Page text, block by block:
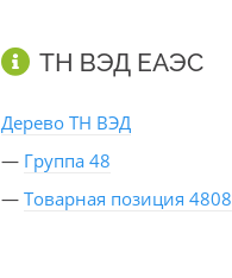
ТН ВЭД ЕАЭС
Дерево ТН ВЭД
— Группа 48
— Товарная позиция 4808